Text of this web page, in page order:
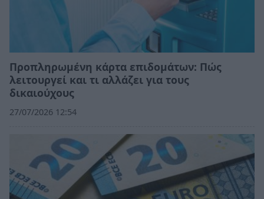
Προπληρωμένη κάρτα επιδομάτων: Πώς
λειτουργεί και τι αλλάζει για τους
δικαιούχους
27/07/2026 12:54